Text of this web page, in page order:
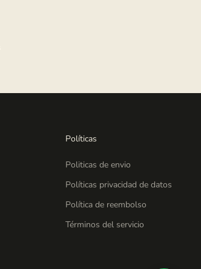
Políticas
Politicas de envio
Políticas privacidad de datos
Política de reembolso
Términos del servicio